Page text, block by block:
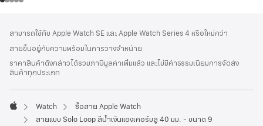
ท้าย
กระดาษ
เชิงอรรถ
สามารถใช้กับ Apple Watch SE และ Apple Watch Series 4 หรือใหม่กว่า
สายขึ้นอยู่กับความพร้อมในการวางจำหน่าย
ราคาสินค้าดังกล่าวได้รวมภาษีมูลค่าเพิ่มแล้ว และไม่มีค่าธรรมเนียมการจัดส่ง
สินค้าทุกประเภท
Apple
Watch
ซื้อสาย Apple Watch
สายแบบ Solo Loop สีน้ำเงินแองเคอร์บลู 40 มม. - ขนาด 9